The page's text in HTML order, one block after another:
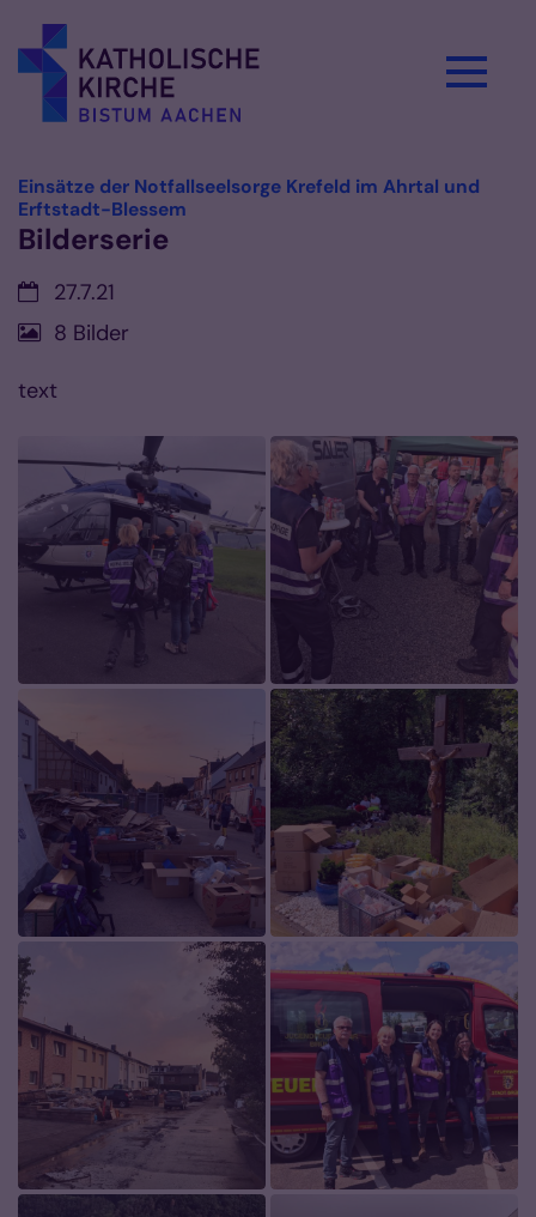
Einsätze der Notfallseelsorge Krefeld im Ahrtal und
Erftstadt-Blessem
Bilderserie
Datum:
27.7.21
8 Bilder
text